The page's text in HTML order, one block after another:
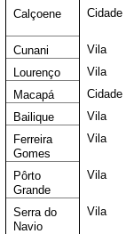
Calçoene Cidade
Cunani
Vila
Lourenço
Vila
Macapá
Cidade
Bailique
Vila
Ferreira
Gomes
Vila
Pôrto
Grande
Vila
Serra do
Navio
Vila